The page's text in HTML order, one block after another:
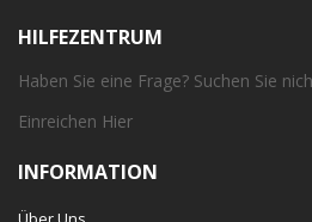
HILFEZENTRUM
Haben Sie eine Frage? Suchen Sie
Einreichen Hier
INFORMATION